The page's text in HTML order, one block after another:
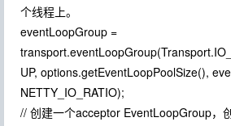
个线程上。
eventLoopGroup =
UP, options.getEventLoopPoolSize(),
NETTY_IO_RATIO);
// 创建一个acceptor EventLoopGroup，